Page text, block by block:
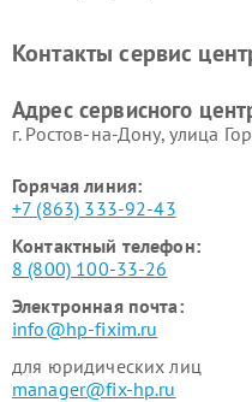
Контакты сервис
Адрес сервисного
г. Ростов-на-Дону, улица
Горячая линия:
+7 (863) 333-92-43
Контактный телефон:
8 (800) 100-33-26
Электронная почта:
info@hp-fixim.ru
для юридических лиц
manager@fix-hp.ru